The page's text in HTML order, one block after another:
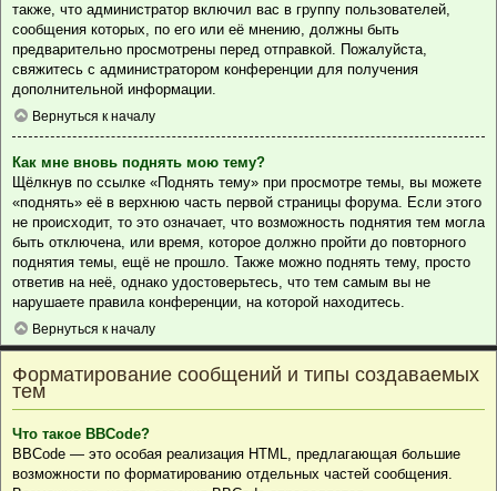
также, что администратор включил вас в группу пользователей,
сообщения которых, по его или её мнению, должны быть
предварительно просмотрены перед отправкой. Пожалуйста,
свяжитесь с администратором конференции для получения
дополнительной информации.
Вернуться к началу
Как мне вновь поднять мою тему?
Щёлкнув по ссылке «Поднять тему» при просмотре темы, вы можете
«поднять» её в верхнюю часть первой страницы форума. Если этого
не происходит, то это означает, что возможность поднятия тем могла
быть отключена, или время, которое должно пройти до повторного
поднятия темы, ещё не прошло. Также можно поднять тему, просто
ответив на неё, однако удостоверьтесь, что тем самым вы не
нарушаете правила конференции, на которой находитесь.
Вернуться к началу
Форматирование сообщений и типы создаваемых
тем
Что такое BBCode?
BBCode — это особая реализация HTML, предлагающая большие
возможности по форматированию отдельных частей сообщения.